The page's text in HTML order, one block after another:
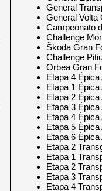
General
General Volta
Campeonato
Challenge
Škoda Gran
Challenge
Orbea Gran
Etapa 4
Etapa 1
Etapa 2
Etapa 3
Etapa 4
Etapa 5
Etapa 6
Etapa 2
Etapa 1
Etapa 2
Etapa 3
Etapa 4